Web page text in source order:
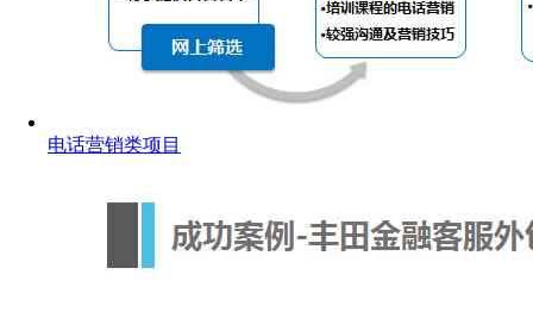
电话营销类项目